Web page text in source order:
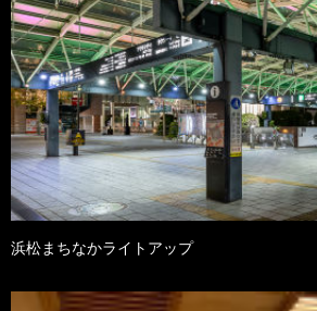
浜松まちなかライトアップ